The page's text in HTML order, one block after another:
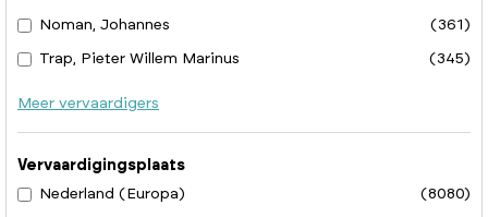
Noman, Johannes (361)
Trap, Pieter Willem Marinus (345)
Meer vervaardigers
Vervaardigingsplaats
Nederland (Europa)
(8080)